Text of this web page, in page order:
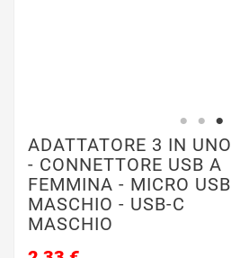
ADATTATORE 3 IN UNO
- CONNETTORE USB A
FEMMINA - MICRO USB
MASCHIO - USB-C
MASCHIO